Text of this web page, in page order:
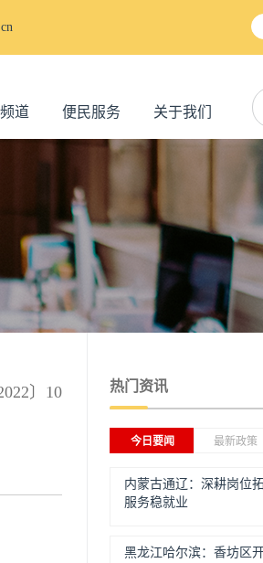
道 便民服务 关于我们
〕10
热门资讯
今日要闻 最新政策
内蒙古通辽：深耕岗位
服务稳就业
黑龙江哈尔滨：香坊区